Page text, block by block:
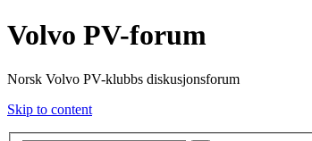
Volvo PV-forum
Norsk Volvo PV-klubbs diskusjonsforum
Skip to content